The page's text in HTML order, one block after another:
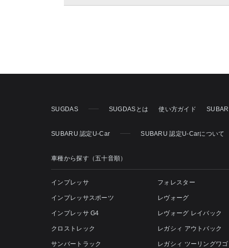
SUGDAS SUGDASとは 使い方ガイド
SUBARU 認定U-Car SUBARU 認定U-Carについて
車種から探す（五十音順）
インプレッサ
インプレッサスポーツ
インプレッサ G4
クロストレック
サンバートラック
フォレスター
レヴォーグ
レヴォーグ レイバック
レガシィ アウトバック
レガシィ ツーリングワ